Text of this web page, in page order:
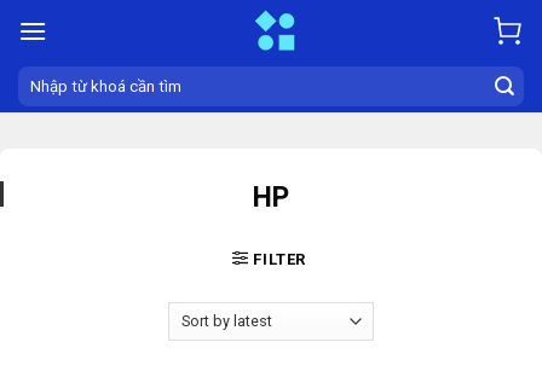
content
Search
for:
HP
FILTER